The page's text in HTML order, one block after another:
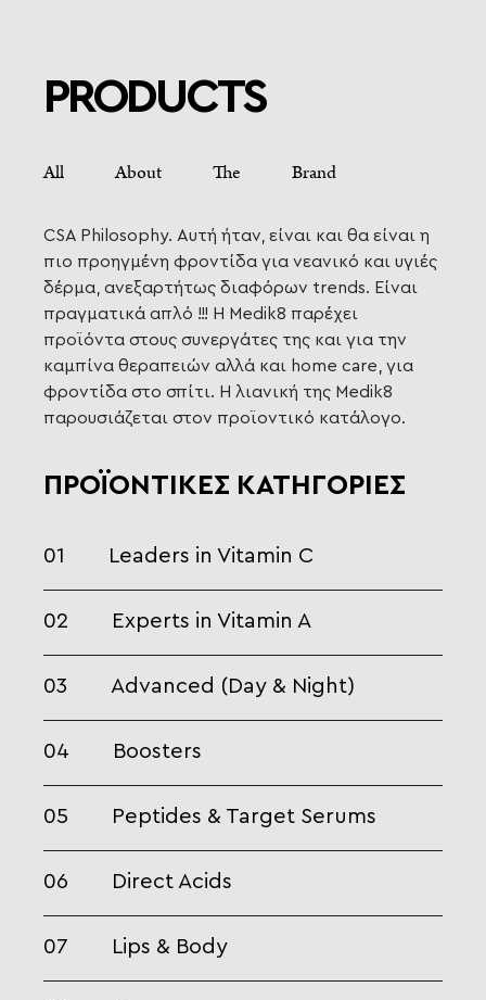
PRODUCTS
All About The Brand
CSA Philosophy. Αυτή ήταν, είναι και θα είναι η
πιο προηγμένη φροντίδα για νεανικό και υγιές
δέρμα, ανεξαρτήτως διαφόρων trends. Είναι
πραγματικά απλό !!! Η Medik8 παρέχει
προϊόντα στους συνεργάτες της και για την
καμπίνα θεραπειών αλλά και home care, για
φροντίδα στο σπίτι. Η λιανική της Medik8
παρουσιάζεται στον προϊοντικό κατάλογο.
ΠΡΟΪΟΝΤΙΚΕΣ ΚΑΤΗΓΟΡΙΕΣ
01 Leaders in Vitamin C
02 Experts in Vitamin A
03 Advanced (Day & Night)
04 Boosters
05 Peptides & Target Serums
06 Direct Acids
07 Lips & Body